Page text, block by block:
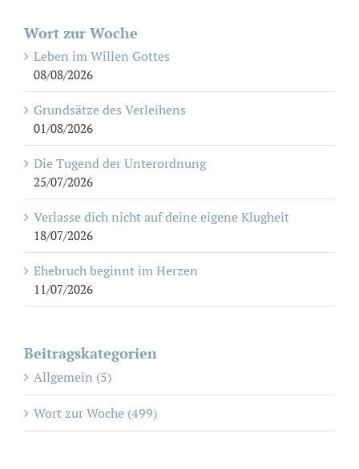
Wort zur Woche
Leben im Willen Gottes
08/08/2026
Grundsätze des Verleihens
01/08/2026
Die Tugend der Unterordnung
25/07/2026
Verlasse dich nicht auf deine eigene Klugheit
18/07/2026
Ehebruch beginnt im Herzen
11/07/2026
Beitragskategorien
Allgemein (5)
Wort zur Woche (499)